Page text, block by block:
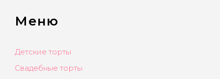
Меню
Детские торты
Свадебные торты